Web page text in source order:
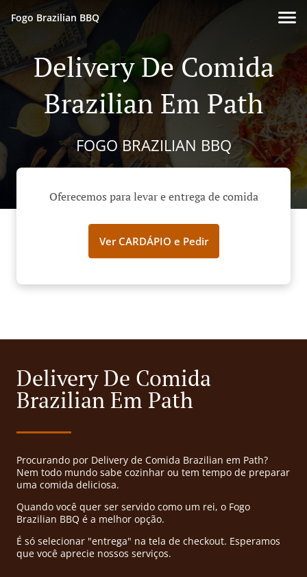
Fogo Brazilian BBQ
Delivery De Comida
Brazilian Em Path
FOGO BRAZILIAN BBQ
Oferecemos para levar e entrega de comida
Ver CARDÁPIO e Pedir
Delivery De Comida
Brazilian Em Path
Procurando por Delivery de Comida Brazilian em Path?
Nem todo mundo sabe cozinhar ou tem tempo de preparar
uma comida deliciosa.
Quando você quer ser servido como um rei, o Fogo
Brazilian BBQ é a melhor opção.
É só selecionar "entrega" na tela de checkout. Esperamos
que você aprecie nossos serviços.